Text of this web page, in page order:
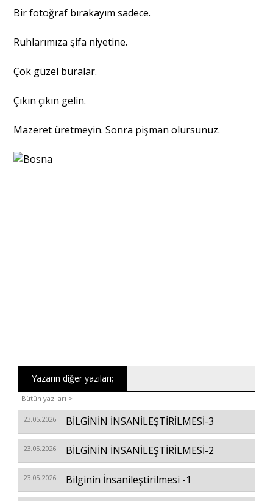
Bir fotoğraf bırakayım sadece.
Ruhlarımıza şifa niyetine.
Çok güzel buralar.
Çıkın çıkın gelin.
Mazeret üretmeyin. Sonra pişman olursunuz.
Yazarın diğer yazıları;
Bütün yazıları >
23.05.2026 BİLGİNİN İNSANİLEŞTİRİLMESİ-3
23.05.2026 BİLGİNİN İNSANİLEŞTİRİLMESİ-2
23.05.2026 Bilginin İnsanileştirilmesi -1